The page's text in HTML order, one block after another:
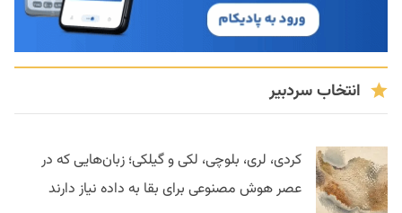
انتخاب سردبیر
کردی، لری، بلوچی، لکی و گیلکی؛ زبان‌هایی که در
عصر هوش مصنوعی برای بقا به داده نیاز دارند